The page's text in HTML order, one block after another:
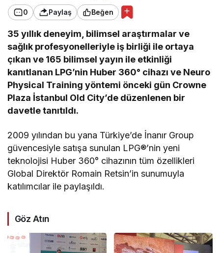
0 Paylaş Beğen
35 yıllık deneyim, bilimsel araştırmalar ve
sağlık profesyonelleriyle iş birliği ile ortaya
çıkan ve 165 bilimsel yayın ile etkinliği
kanıtlanan LPG’nin Huber 360° cihazı ve Neuro
Physical Training yöntemi önceki gün Crowne
Plaza İstanbul Old City’de düzenlenen bir
davetle tanıtıldı.
2009 yılından bu yana Türkiye’de İnanır Group
güvencesiyle satışa sunulan LPG®’nin yeni
teknolojisi Huber 360° cihazının tüm özellikleri
Global Direktör Romain Retsin’in sunumuyla
katılımcılar ile paylaşıldı.
Göz Atın